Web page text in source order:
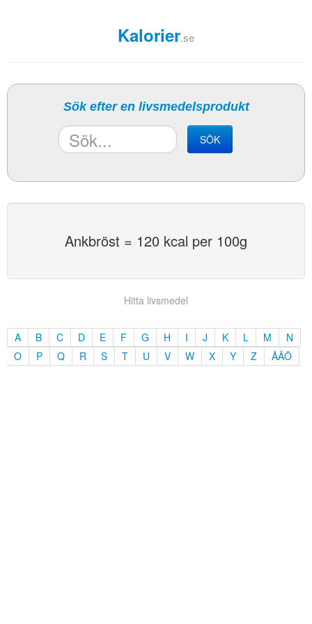
Kalorier.se
Sök efter en livsmedelsprodukt
SÖK
Ankbröst = 120 kcal per 100g
Hitta livsmedel
A B C D E F G H I J K L M
N
O
P Q R S T U V W X Y Z ÅÄÖ